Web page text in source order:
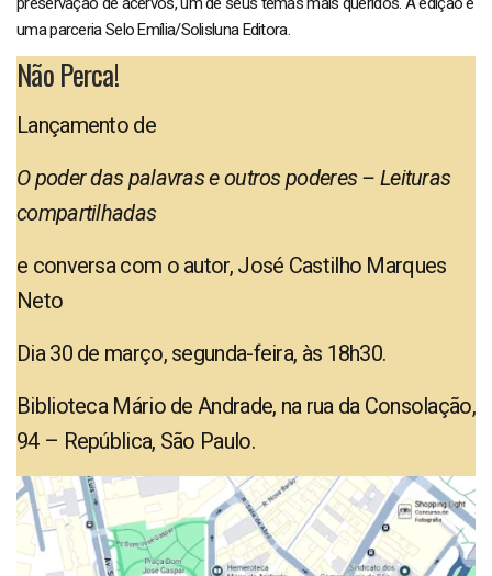
uma parceria Selo Emília/Solisluna Editora.
Não Perca!
Lançamento de
O poder das palavras e outros poderes – Leituras
compartilhadas
e conversa com o autor, José Castilho Marques
Neto
Dia 30 de março, segunda-feira, às 18h30.
Biblioteca Mário de Andrade, na rua da Consolação,
94 – República, São Paulo.